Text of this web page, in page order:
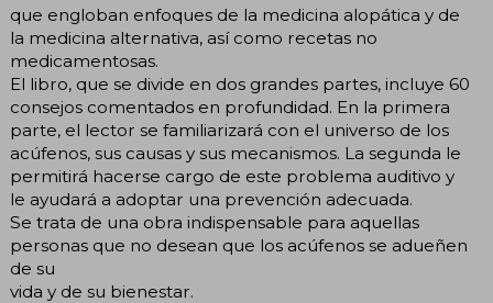
que engloban enfoques de la medicina alopática y de
la medicina alternativa, así como recetas no
medicamentosas.
El libro, que se divide en dos grandes partes, incluye 60
consejos comentados en profundidad. En la primera
parte, el lector se familiarizará con el universo de los
acúfenos, sus causas y sus mecanismos. La segunda le
permitirá hacerse cargo de este problema auditivo y
le ayudará a adoptar una prevención adecuada.
Se trata de una obra indispensable para aquellas
personas que no desean que los acúfenos se adueñen
de su
vida y de su bienestar.